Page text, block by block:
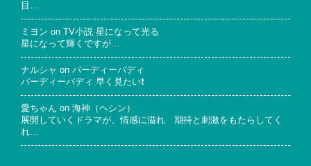
目…
ミヨン on
TV小説 星になって光る
星になって輝くですが…
ナルシャ on バーディーバディ
バーディーバディ 早く見たい❗
愛ちゃん on 海神（ヘシン）
展開していくドラマが、情感に溢れ 期待と刺激をもたらしてく
れ…